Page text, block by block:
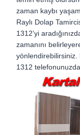
zaman kaybı
Raylı Dolap
1312’yi
zamanını
yönlendirebilirsiniz.
1312